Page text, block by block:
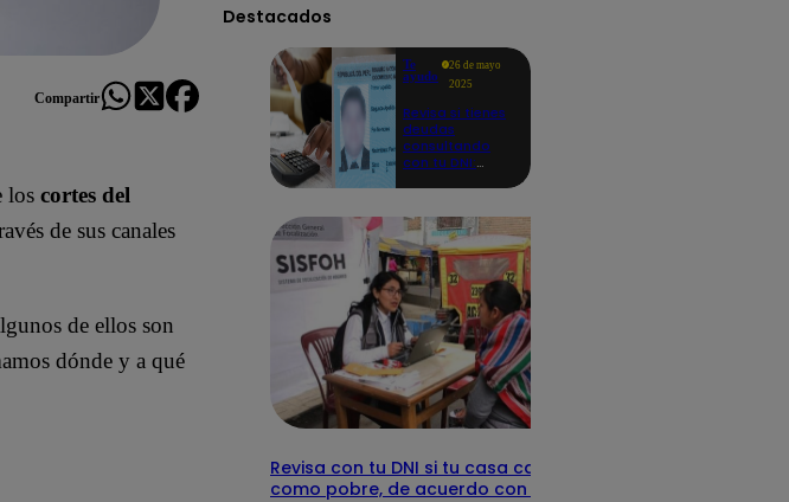
Compartir
los cortes del
de sus canales
de ellos son
dónde y a qué
Destacados
Te
ayudo
26 de mayo
2025
Revisa si tienes
deudas
consultando
con tu DNI:
detalles
Revisa con tu DNI si tu casa califica
como pobre, de acuerdo con el Sisfoh